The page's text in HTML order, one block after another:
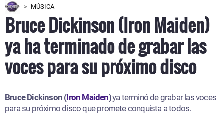
MÚSICA
Bruce Dickinson (Iron Maiden)
ya ha terminado de grabar las
voces para su próximo disco
Bruce Dickinson (Iron Maiden)ya terminó de grabar las voces
para su próximo disco que promete conquista a todos.